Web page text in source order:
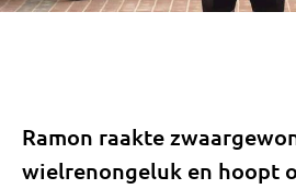
Ramon raakte
wielrenongeluk en hoopt